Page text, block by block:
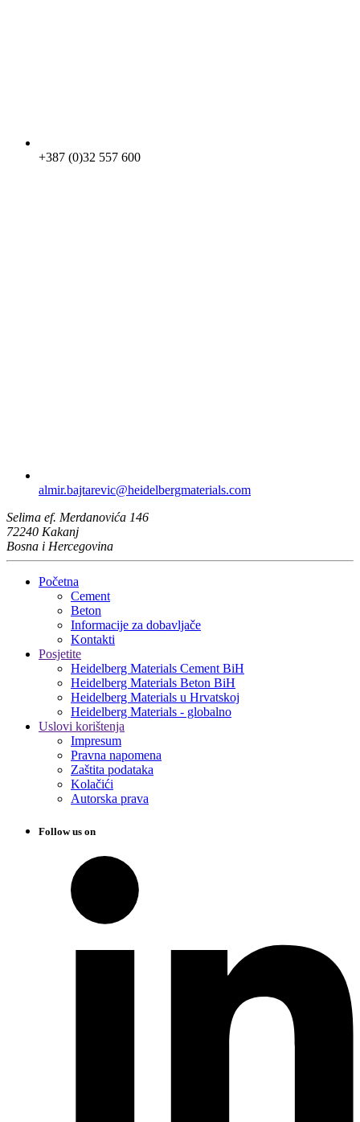
+387 (0)32 557 600
almir.bajtarevic​@heidelbergmaterials.com
Selima ef. Merdanovića 146
72240 Kakanj
Bosna i Hercegovina
Početna
Cement
Beton
Informacije za dobavljače
Kontakti
Posjetite
Heidelberg Materials Cement BiH
Heidelberg Materials Beton BiH
Heidelberg Materials u Hrvatskoj
Heidelberg Materials - globalno
Uslovi korištenja
Impresum
Pravna napomena
Zaštita podataka
Kolačići
Autorska prava
Follow us on